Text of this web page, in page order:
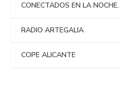
CONECTADOS EN LA
RADIO ARTEGALIA
COPE ALICANTE